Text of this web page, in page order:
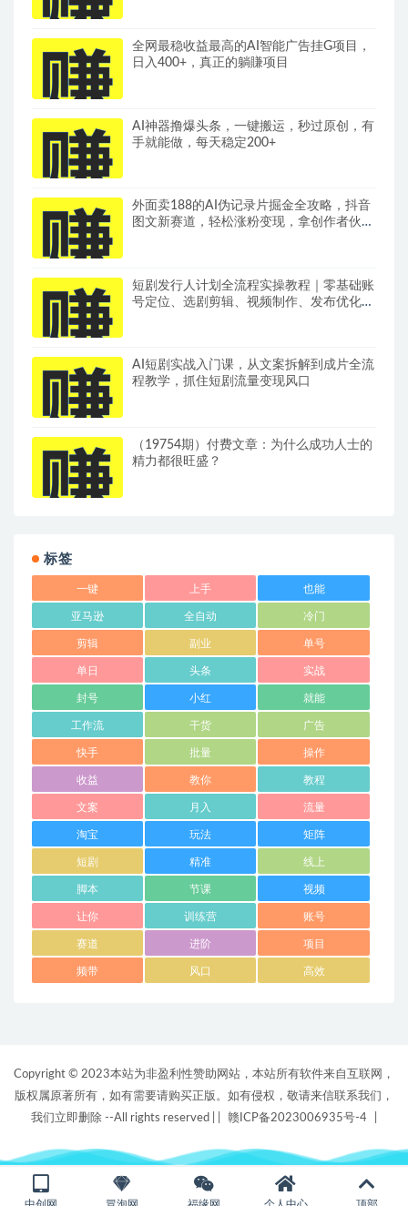
全网最稳收益最高的AI智能广告挂G项目，
日入400+，真正的躺賺项目
AI神器撸爆头条，一键搬运，秒过原创，有
手就能做，每天稳定200+
外面卖188的AI伪记录片掘金全攻略，抖音
图文新赛道，轻松涨粉变现，拿创作者伙伴
短剧发行人计划全流程实操教程｜零基础账
号定位、选剧剪辑、视频制作、发布优化一
AI短剧实战入门课，从文案拆解到成片全流
程教学，抓住短剧流量变现风口
（19754期）付费文章：为什么成功人士的
精力都很旺盛？
标签
一键 上手 也能
亚马逊 全自动 冷门
剪辑 副业 单号
单日 头条 实战
封号 小红 就能
工作流 干货 广告
快手 批量 操作
收益 教你 教程
文案 月入 流量
淘宝 玩法 矩阵
短剧 精准 线上
脚本 节课 视频
让你 训练营 账号
赛道 进阶 项目
频带 风口 高效
Copyright © 2023本站为非盈利性赞助网站，本站所有软件来自互联网，
版权属原著所有，如有需要请购买正版。如有侵权，敬请来信联系我们，
我们立即删除 --All rights reserved |
赣ICP备2023006935号-4